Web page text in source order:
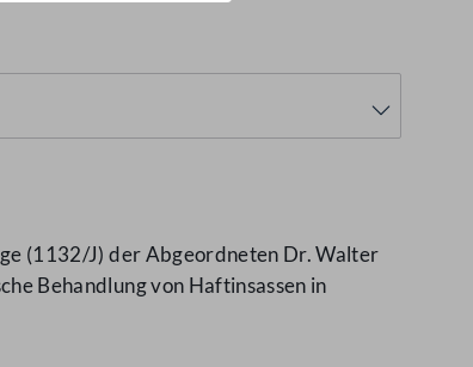
(1132/J) der Abgeordneten Dr. Walter
Behandlung von Haftinsassen in